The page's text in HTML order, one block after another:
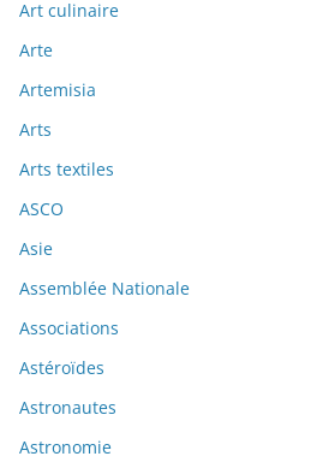
Art culinaire
Arte
Artemisia
Arts
Arts textiles
ASCO
Asie
Assemblée Nationale
Associations
Astéroïdes
Astronautes
Astronomie